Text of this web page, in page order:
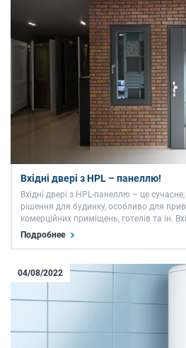
Вхідні двері з HPL – панеллю!
Вхідні двері з HPL-панеллю – це
рішення для будинку, особливо для
комерційних приміщень, готелів та ін.
давно завоювали інтерес та довіру
і зараз активно набирають популярності
Подробнее
04/08/2022